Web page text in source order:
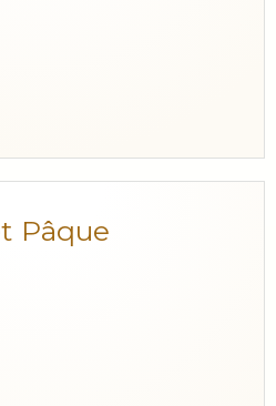
Pâque